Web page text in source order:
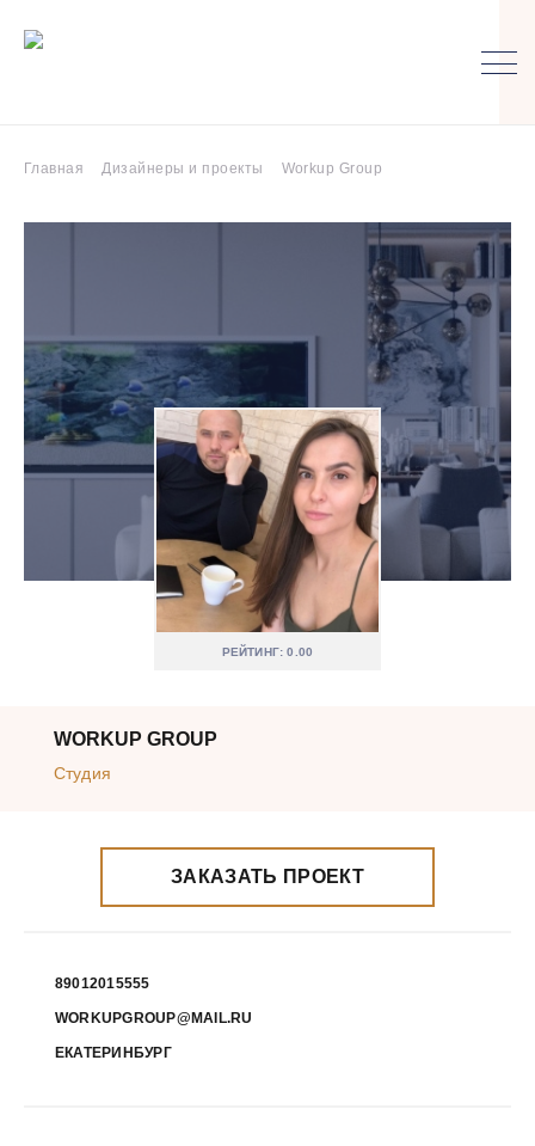
Главная Дизайнеры и проекты Workup Group
РЕЙТИНГ: 0.00
WORKUP GROUP
Студия
ЗАКАЗАТЬ ПРОЕКТ
89012015555
WORKUPGROUP@MAIL.RU
ЕКАТЕРИНБУРГ